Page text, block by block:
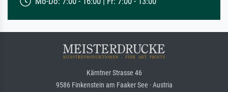
Kärntner Strasse 46
9586 Finkenstein am Faaker See · Austria